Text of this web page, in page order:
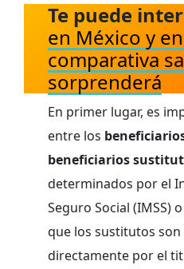
Te puede
en México y
comparativa
sorprenderá
En primer lugar, es
entre los
beneficiarios
determinados por el
Seguro Social (IMSS)
que los sustitutos
directamente por el